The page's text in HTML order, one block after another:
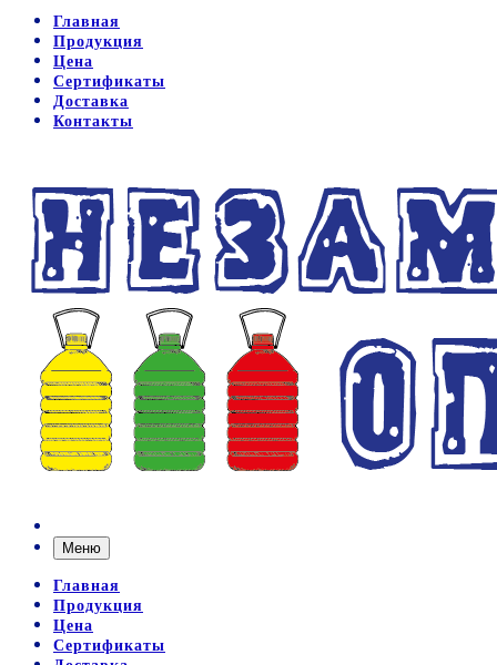
Главная
Продукция
Цена
Сертификаты
Доставка
Контакты
Меню
Главная
Продукция
Цена
Сертификаты